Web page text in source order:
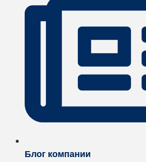
Блог компании